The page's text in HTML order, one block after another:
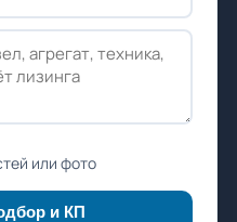
или фото
и КП